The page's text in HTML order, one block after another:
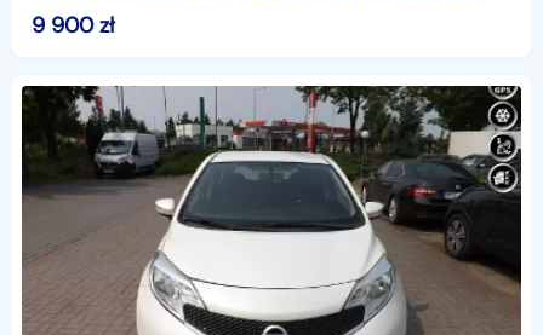
elektryczne lusterka, wspomaganie kierownicy,
9 900zł